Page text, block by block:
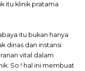
itu klinik pratama
itu bukan hanya
dinas dan instansi
vital dalam
So ! hal ini membuat